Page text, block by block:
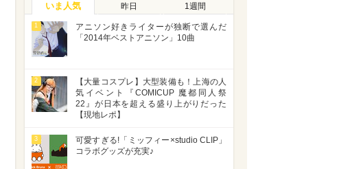
いま人気 昨日 1週間
1
アニソン好きライターが独断で選んだ
「2014年ベストアニソン」10曲
2
【大量コスプレ】大型装備も！上海の人
気イベント『COMICUP 魔都同人祭
22』が日本を超える盛り上がりだった
【現地レポ】
3
可愛すぎる!「ミッフィー×studio CLIP」
コラボグッズが充実♪